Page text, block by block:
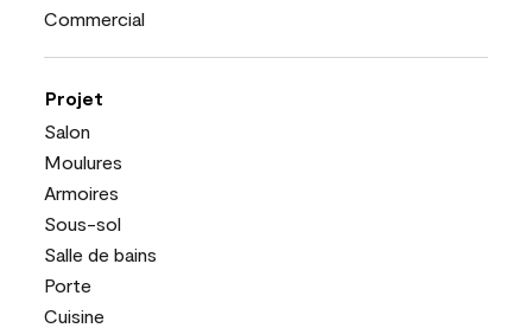
Commercial
Projet
Salon
Moulures
Armoires
Sous-sol
Salle de bains
Porte
Cuisine